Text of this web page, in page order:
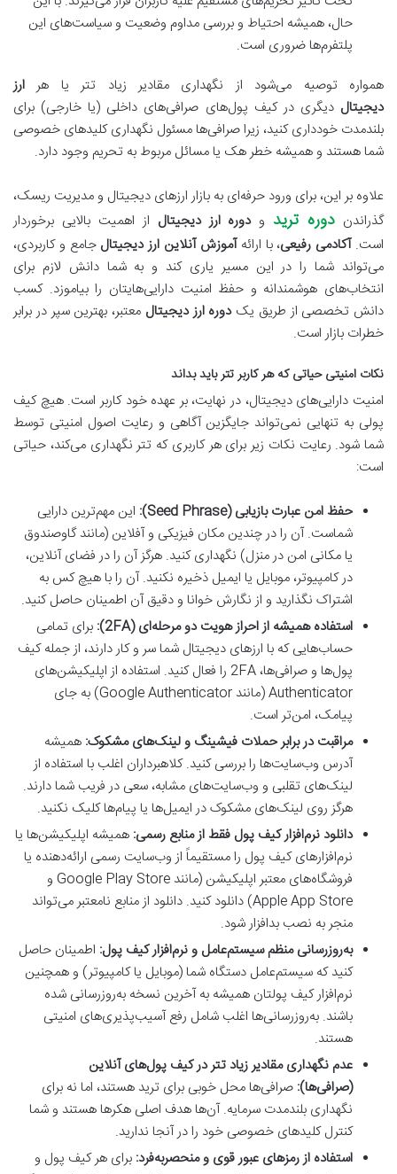
حال، همیشه احتیاط و بررسی مداوم وضعیت و سیاست‌های این
پلتفرم‌ها ضروری است.
همواره توصیه می‌شود از نگهداری مقادیر زیاد تتر یا هر ارز
دیجیتال دیگری در کیف پول‌های صرافی‌های داخلی (یا خارجی) برای
بلندمدت خودداری کنید، زیرا صرافی‌ها مسئول نگهداری کلیدهای خصوصی
شما هستند و همیشه خطر هک یا مسائل مربوط به تحریم وجود دارد.
علاوه بر این، برای ورود حرفه‌ای به بازار ارزهای دیجیتال و مدیریت ریسک،
گذراندن دوره ترید و دوره ارز دیجیتال از اهمیت بالایی برخوردار
است. آکادمی رفیعی، با ارائه آموزش آنلاین ارز دیجیتال جامع و کاربردی،
می‌تواند شما را در این مسیر یاری کند و به شما دانش لازم برای
انتخاب‌های هوشمندانه و حفظ امنیت دارایی‌هایتان را بیاموزد. کسب
دانش تخصصی از طریق یک دوره ارز دیجیتال معتبر، بهترین سپر در برابر
خطرات بازار است.
نکات امنیتی حیاتی که هر کاربر تتر باید بداند
امنیت دارایی‌های دیجیتال، در نهایت، بر عهده خود کاربر است. هیچ کیف
پولی به تنهایی نمی‌تواند جایگزین آگاهی و رعایت اصول امنیتی توسط
شما شود. رعایت نکات زیر برای هر کاربری که تتر نگهداری می‌کند، حیاتی
است:
حفظ امن عبارت بازیابی (Seed Phrase):
این مهم‌ترین دارایی
شماست. آن را در چندین مکان فیزیکی و آفلاین (مانند گاوصندوق
یا مکانی امن در منزل) نگهداری کنید. هرگز آن را در فضای آنلاین،
در کامپیوتر، موبایل یا ایمیل ذخیره نکنید. آن را با هیچ کس به
اشتراک نگذارید و از نگارش خوانا و دقیق آن اطمینان حاصل کنید.
استفاده همیشه از احراز هویت دو مرحله‌ای (2FA):
برای تمامی
حساب‌هایی که با ارزهای دیجیتال شما سر و کار دارند، از جمله کیف
پول‌ها و صرافی‌ها، 2FA را فعال کنید. استفاده از اپلیکیشن‌های
Authenticator (مانند Google Authenticator) به جای
پیامک، امن‌تر است.
مراقبت در برابر حملات فیشینگ و لینک‌های مشکوک: همیشه
آدرس وب‌سایت‌ها را بررسی کنید. کلاهبرداران اغلب با استفاده از
لینک‌های تقلبی و وب‌سایت‌های مشابه، سعی در فریب شما دارند.
هرگز روی لینک‌های مشکوک در ایمیل‌ها یا پیام‌ها کلیک نکنید.
دانلود نرم‌افزار کیف پول فقط از منابع رسمی: همیشه اپلیکیشن‌ها یا
نرم‌افزارهای کیف پول را مستقیماً از وب‌سایت رسمی ارائه‌دهنده یا
فروشگاه‌های معتبر اپلیکیشن (مانند Google Play Store و
Apple App Store) دانلود کنید. دانلود از منابع نامعتبر می‌تواند
منجر به نصب بدافزار شود.
به‌روزرسانی منظم سیستم‌عامل و نرم‌افزار کیف پول: اطمینان حاصل
کنید که سیستم‌عامل دستگاه شما (موبایل یا کامپیوتر) و همچنین
نرم‌افزار کیف پولتان همیشه به آخرین نسخه به‌روزرسانی شده
باشند. به‌روزرسانی‌ها اغلب شامل رفع آسیب‌پذیری‌های امنیتی
هستند.
عدم نگهداری مقادیر زیاد تتر در کیف پول‌های آنلاین
(صرافی‌ها): صرافی‌ها محل خوبی برای ترید هستند، اما نه برای
نگهداری بلندمدت سرمایه. آن‌ها هدف اصلی هکرها هستند و شما
کنترل کلیدهای خصوصی خود را در آنجا ندارید.
استفاده از رمزهای عبور قوی و منحصربه‌فرد: برای هر کیف پول و